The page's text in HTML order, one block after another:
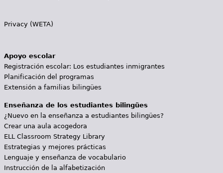
Privacy (WETA)
Apoyo escolar
Registración escolar: Los estudiantes inmigrantes
Planificación del programas
Extensión a familias bilingües
Enseñanza de los estudiantes bilingües
¿Nuevo en la enseñanza a estudiantes bilingües?
Crear una aula acogedora
ELL Classroom Strategy Library
Estrategias y mejores prácticas
Lenguaje y enseñanza de vocabulario
Instrucción de la alfabetización